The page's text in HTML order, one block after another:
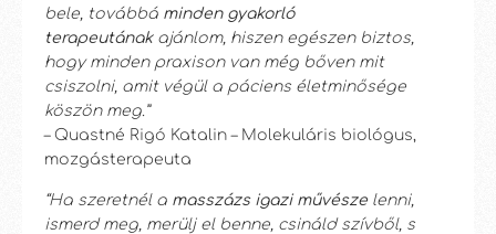
bele, továbbá minden gyakorló
terapeutánakajánlom, hiszen egészen biztos,
hogy minden praxison van még bőven mit
csiszolni, amit végül a páciens életminősége
köszön meg.”
– Quastné Rigó Katalin – Molekuláris biológus,
mozgásterapeuta
“Ha szeretnél a masszázs igazi művészelenni,
ismerd meg, merülj el benne, csináld szívből, s